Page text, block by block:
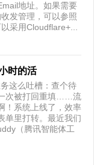
地址。如果需要
发管理，可以参照
采用Cloudflare+...
时的活
这么吐槽：查个待
次被打回重填……流
！系统上线了，效率
单里打转。最近我们
（腾讯智能体工